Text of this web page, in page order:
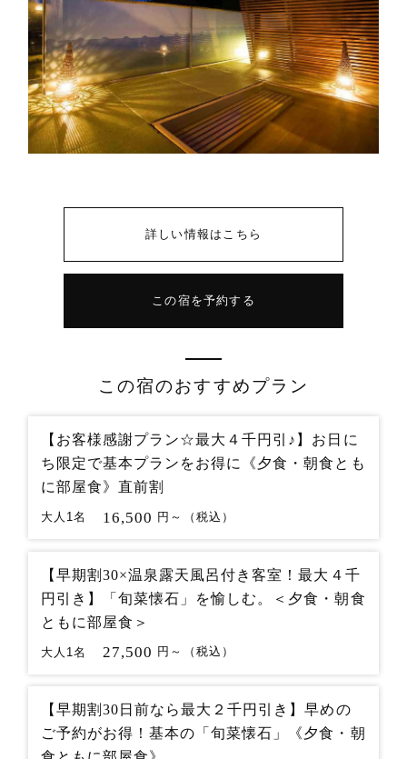
詳しい情報はこちら
この宿を予約する
この宿のおすすめプラン
【お客様感謝プラン☆最大４千円引♪】お日に
ち限定で基本プランをお得に《夕食・朝食とも
に部屋食》直前割
大人1名 16,500 円～（税込）
【早期割30×温泉露天風呂付き客室！最大４千
円引き】「旬菜懐石」を愉しむ。＜夕食・朝食
ともに部屋食＞
大人1名 27,500 円～（税込）
【早期割30日前なら最大２千円引き】早めの
ご予約がお得！基本の「旬菜懐石」《夕食・朝